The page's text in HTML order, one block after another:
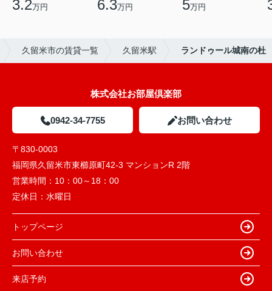
3.2万円 6.3万円 5万円
久留米市の賃貸一覧 久留米駅 ランドゥール城南の杜
株式会社お部屋倶楽部
0942-34-7755 お問い合わせ
〒830-0003
福岡県久留米市東櫛原町42-3 マンションR 2階
営業時間： 10：00～18：00
定休日： 水曜日
トップページ
お問い合わせ
来店予約